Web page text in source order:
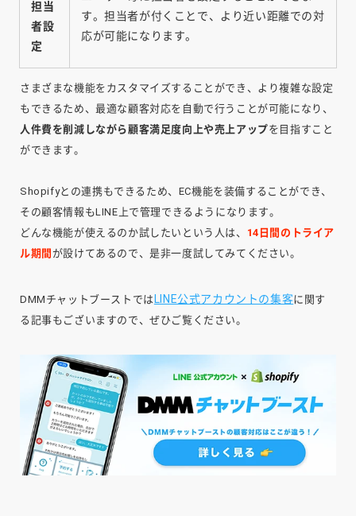
担当
者設
定
す。担当者が付くことで、より近い距離での対
応が可能になります。
さまざまな機能をカスタマイズすることができ、より複雑な設定
もできるため、最適な顧客対応を自動で行うことが可能になり、
人件費を削減しながら顧客満足度向上や売上アップを目指すこと
ができます。
Shopifyとの連携もできるため、EC機能を装備することができ、
その顧客情報もLINE上で管理できるようになります。
どんな機能が使えるのか試したいという人は、 14日間のトライア
ル期間 が設けてあるので、是非一度試してみてください。
DMMチャットブーストでは LINE公式アカウントの集客に関す
る記事もございますので、ぜひご覧ください。